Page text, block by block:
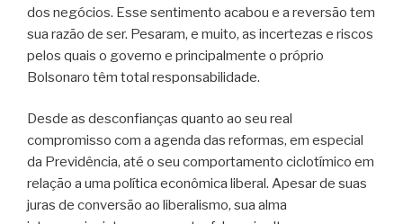
dos negócios. Esse sentimento acabou e a reversão tem
sua razão de ser. Pesaram, e muito, as incertezas e riscos
pelos quais o governo e principalmente o próprio
Bolsonaro têm total responsabilidade.
Desde as desconfianças quanto ao seu real
compromisso com a agenda das reformas, em especial
da Previdência, até o seu comportamento ciclotímico em
relação a uma política econômica liberal. Apesar de suas
juras de conversão ao liberalismo, sua alma